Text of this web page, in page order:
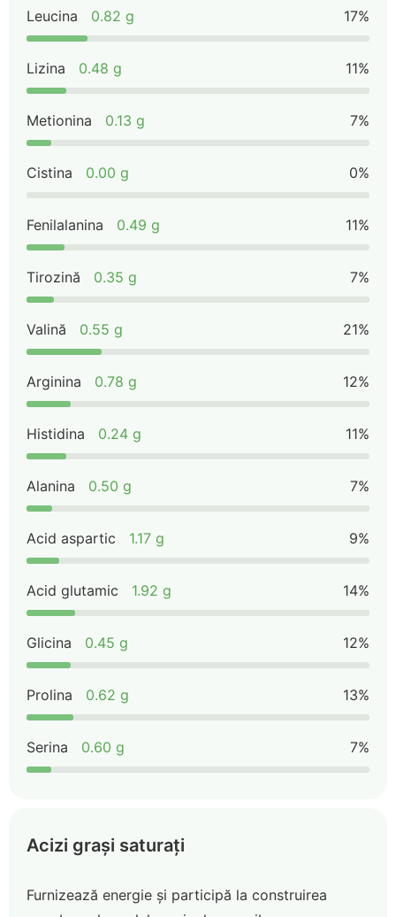
Leucina 0.82 g 17%
Lizina 0.48 g 11%
Metionina 0.13 g 7%
Cistina 0.00 g 0%
Fenilalanina 0.49 g 11%
Tirozină 0.35 g 7%
Valină 0.55 g 21%
Arginina 0.78 g 12%
Histidina 0.24 g 11%
Alanina 0.50 g 7%
Acid aspartic 1.17 g 9%
Acid glutamic 1.92 g 14%
Glicina 0.45 g 12%
Prolina 0.62 g 13%
Serina 0.60 g 7%
Acizi grași saturați
Furnizează energie și participă la construirea